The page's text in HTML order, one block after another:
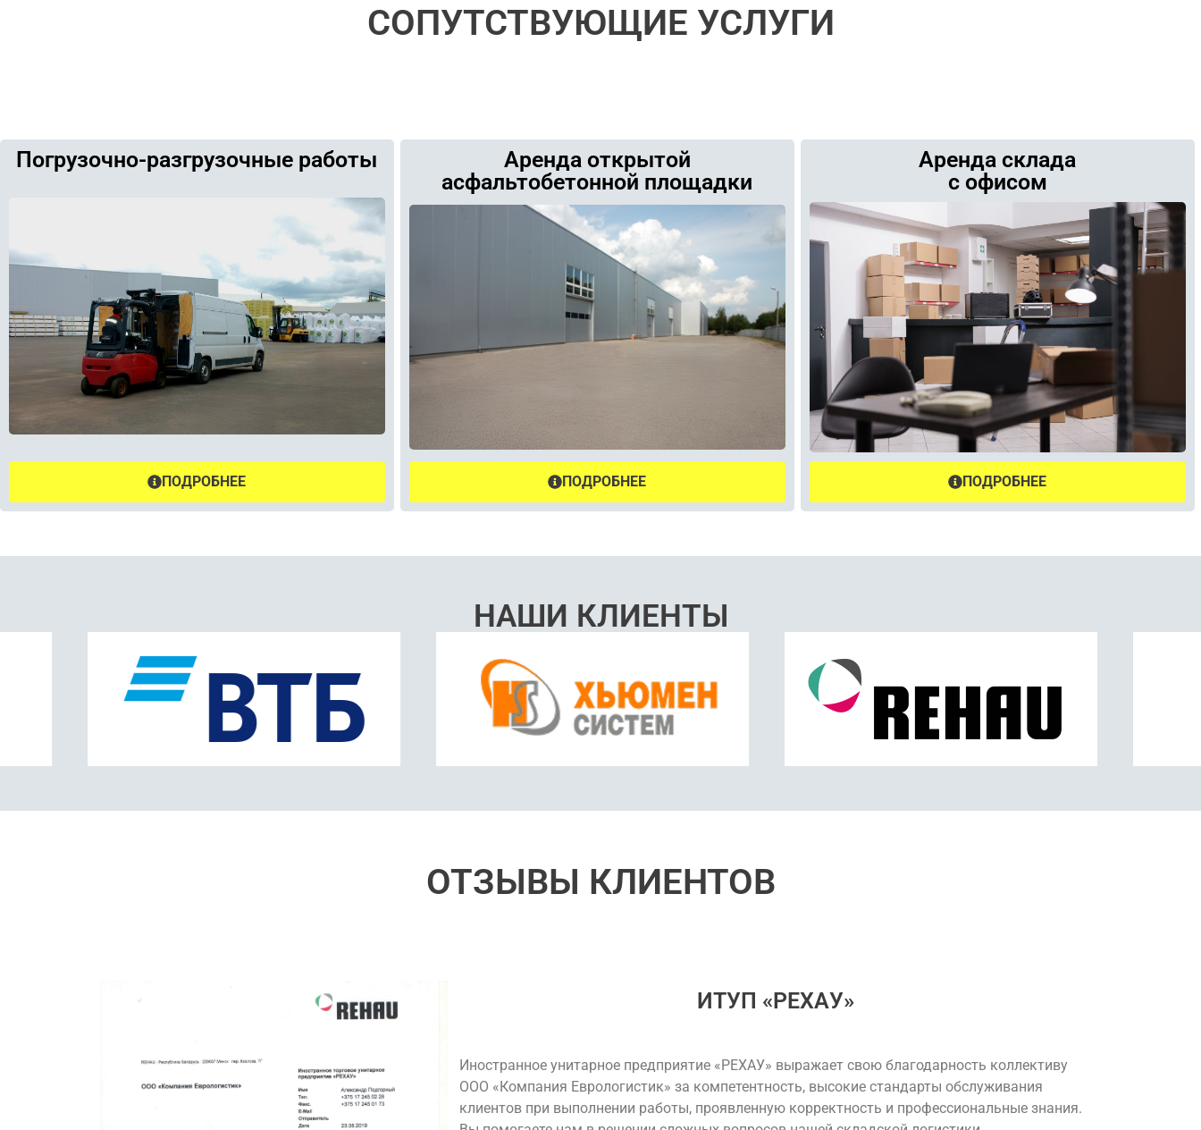
СОПУТСТВУЮЩИЕ УСЛУГИ
Погрузочно-разгрузочные работы
ПОДРОБНЕЕ
Аренда открытой
асфальтобетонной площадки
ПОДРОБНЕЕ
Аренда склада
с офисом
ПОДРОБНЕЕ
НАШИ КЛИЕНТЫ
ОТЗЫВЫ КЛИЕНТОВ
ИТУП «РЕХАУ»
Иностранное унитарное предприятие «РЕХАУ» выражает свою благодарность коллективу
ООО «Компания Еврологистик» за компетентность, высокие стандарты обслуживания
клиентов при выполнении работы, проявленную корректность и профессиональные знания.